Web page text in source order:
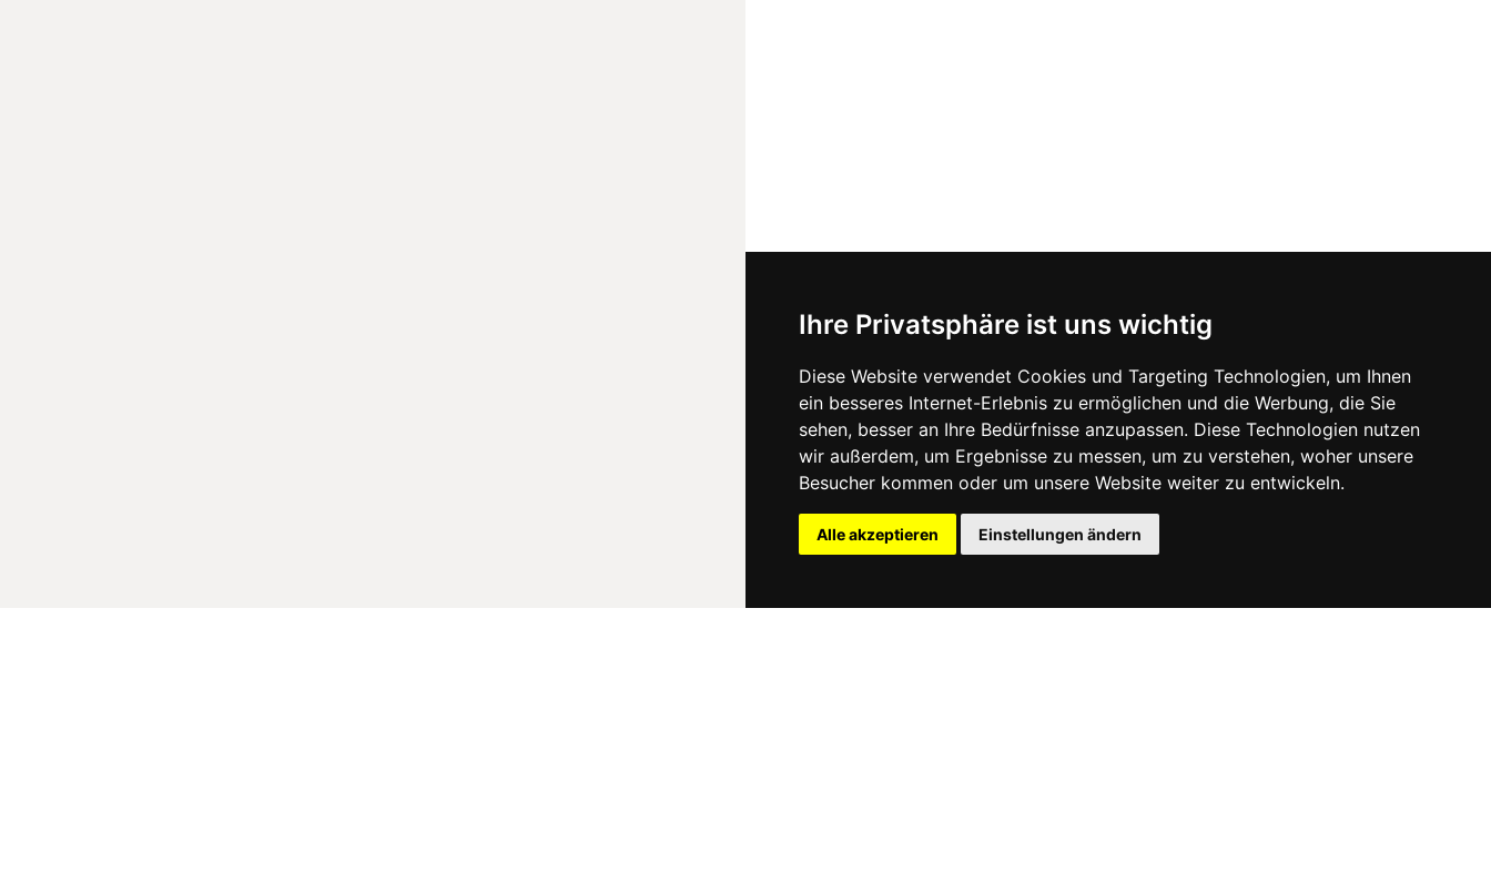
Ihre Privatsphäre ist uns wichtig
Diese Website verwendet Cookies und Targeting Technologien, um Ihnen
ein besseres Internet-Erlebnis zu ermöglichen und die Werbung, die Sie
sehen, besser an Ihre Bedürfnisse anzupassen. Diese Technologien nutzen
wir außerdem, um Ergebnisse zu messen, um zu verstehen, woher unsere
Besucher kommen oder um unsere Website weiter zu entwickeln.
Alle akzeptieren Einstellungen ändern